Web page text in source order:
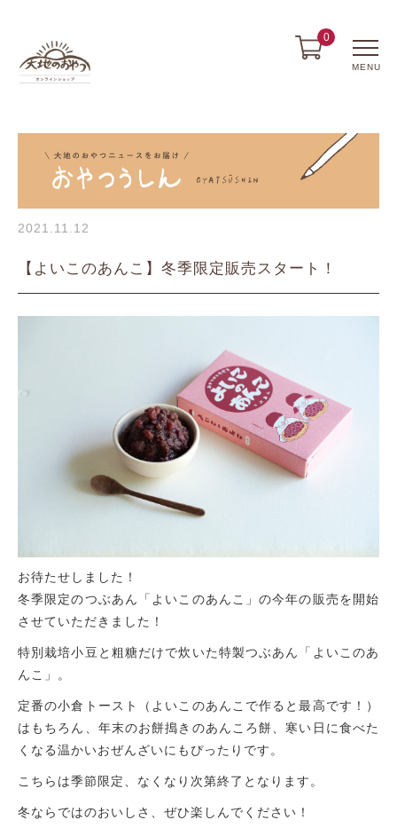
0
MENU
2021.11.12
【よいこのあんこ】冬季限定販売スタート！
お待たせしました！
冬季限定のつぶあん「よいこのあんこ」の今年の販売を開始
させていただきました！
特別栽培小豆と粗糖だけで炊いた特製つぶあん「よいこのあ
んこ」。
定番の小倉トースト（よいこのあんこで作ると最高です！）
はもちろん、年末のお餅搗きのあんころ餅、寒い日に食べた
くなる温かいおぜんざいにもぴったりです。
こちらは季節限定、なくなり次第終了となります。
冬ならではのおいしさ、ぜひ楽しんでください！